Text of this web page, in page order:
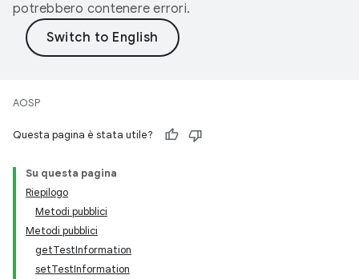
potrebbero contenere errori.
AOSP
Questa pagina è stata utile?
Su questa pagina
Riepilogo
Metodi pubblici
Metodi pubblici
getTestInformation
setTestInformation